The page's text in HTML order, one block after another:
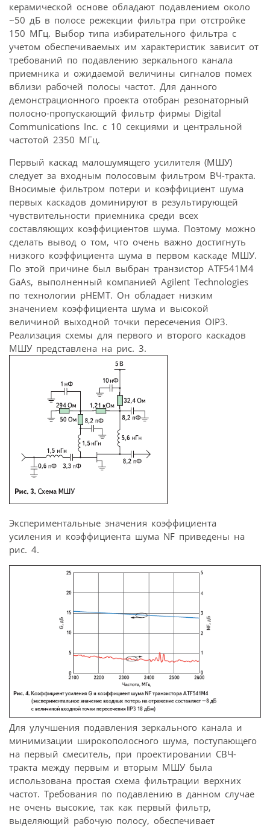
керамической основе обладают подавлением около
~50 дБ в полосе режекции фильтра при отстройке
150 МГц. Выбор типа избирательного фильтра с
учетом обеспечиваемых им характеристик зависит от
требований по подавлению зеркального канала
приемника и ожидаемой величины сигналов помех
вблизи рабочей полосы частот. Для данного
демонстрационного проекта отобран резонаторный
полосно-пропускающий фильтр фирмы Digital
Communications Inc. с 10 секциями и центральной
частотой 2350 МГц.
Первый каскад малошумящего усилителя (МШУ)
следует за входным полосовым фильтром ВЧ-тракта.
Вносимые фильтром потери и коэффициент шума
первых каскадов доминируют в результирующей
чувствительности приемника среди всех
составляющих коэффициентов шума. Поэтому можно
сделать вывод о том, что очень важно достигнуть
низкого коэффициента шума в первом каскаде МШУ.
По этой причине был выбран транзистор ATF541M4
GaAs, выполненный компанией Agilent Technologies
по технологии pHEMT. Он обладает низким
значением коэффициента шума и высокой
величиной выходной точки пересечения OIP3.
Реализация схемы для первого и второго каскадов
МШУ представлена на рис. 3.
Экспериментальные значения коэффициента
усиления и коэффициента шума NF приведены на
рис. 4.
Для улучшения подавления зеркального канала и
минимизации широкополосного шума, поступающего
на первый смеситель, при проектировании СВЧ-
тракта между первым и вторым МШУ была
использована простая схема фильтрации верхних
частот. Требования по подавлению в данном случае
не очень высокие, так как первый фильтр,
выделяющий рабочую полосу, обеспечивает